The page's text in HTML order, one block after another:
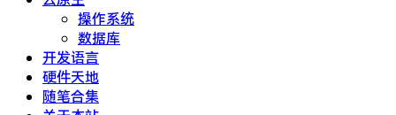
操作系统
数据库
开发语言
硬件天地
随笔合集